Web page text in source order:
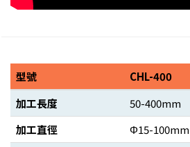
型號
CHL-400
加工長度
50-400mm
加工直徑
Φ15-100mm